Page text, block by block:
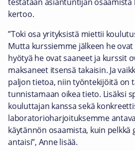
kertoo.
”Toki osa yrityksistä miettii
Mutta kurssiemme jälkeen he
hyötyä he ovat saaneet ja kurssit
maksaneet itsensä takaisin. Ja
paljon tietoa, niin työntekijöitä on
tunnistamaan oikea tieto. Lisäksi
kouluttajan kanssa sekä
laboratorioharjoituksemme
käytännön osaamista, kuin pelkkä
antaisi”, Anne lisää.